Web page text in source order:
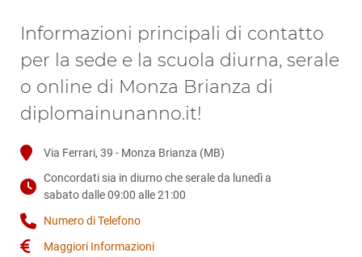
Informazioni principali di contatto
per la sede e la scuola diurna, serale
o online di Monza Brianza di
diplomainunanno.it!
Via Ferrari, 39 - Monza Brianza (MB)
Concordati sia in diurno che serale da lunedì a
sabato dalle 09:00 alle 21:00
Numero di Telefono
Maggiori Informazioni